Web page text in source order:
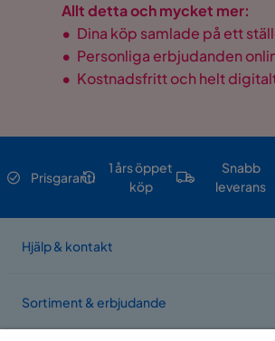
Allt detta och mycket mer:
• Dina köp samlade på ett
• Personliga erbjudanden
• Kostnadsfritt och helt
Prisgaranti
1 års öppet
köp
Snabb
leverans
Hjälp & kontakt
Sortiment & erbjudande